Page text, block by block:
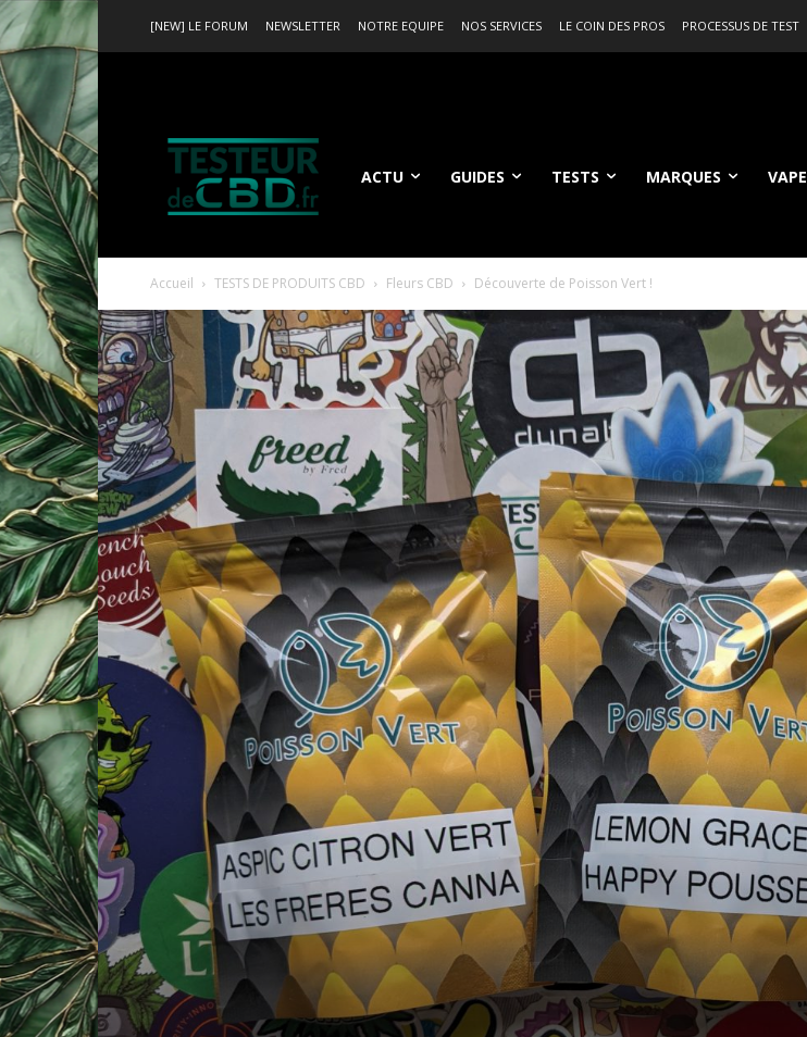
[NEW] LE FORUM NEWSLETTER NOTRE EQUIPE NOS SERVICES LE COIN DES PROS PROCESSUS DE TEST
ACTU GUIDES TESTS MARQUES VAPE
Accueil TESTS DE PRODUITS CBD Fleurs CBD Découverte de Poisson Vert !